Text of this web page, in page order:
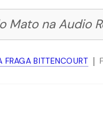
Mato na Audio
FRAGA BITTENCOURT